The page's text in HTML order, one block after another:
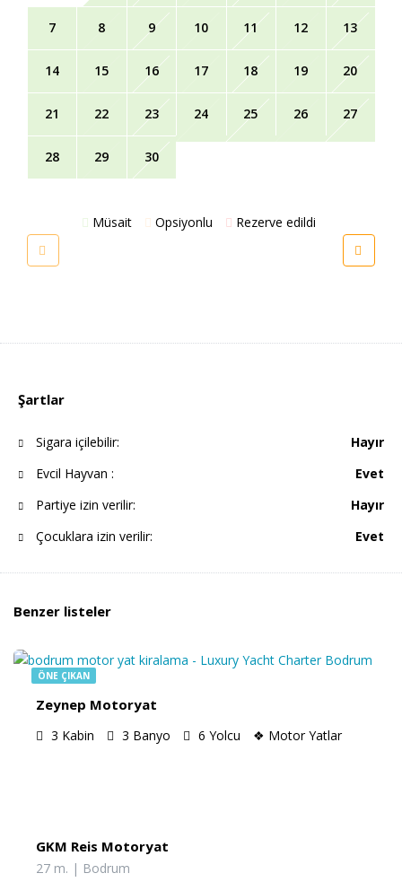
7 8 9 10 11 12 13
14 15 16 17 18 19 20
21 22 23 24 25 26 27
28 29 30
Müsait Opsiyonlu Rezerve edildi
Şartlar
Sigara içilebilir:
Hayır
Evcil Hayvan :
Evet
Partiye izin verilir:
Hayır
Çocuklara izin verilir:
Evet
Benzer listeler
ÖNE ÇIKAN
Zeynep Motoryat
3 Kabin 3 Banyo 6 Yolcu ❖ Motor Yatlar
GKM Reis Motoryat
27 m. | Bodrum